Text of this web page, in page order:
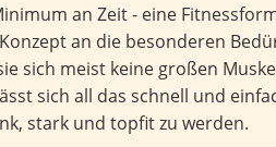
an Zeit - eine
an die besonderen
sich meist keine großen
sich all das schnell und
stark und topfit zu werden.